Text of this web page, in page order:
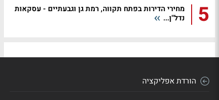
5
מחירי הדירות בפתח תקווה, רמת גן וגבעתיים - עסקאות
נדל"ן...
הורדת אפליקציה